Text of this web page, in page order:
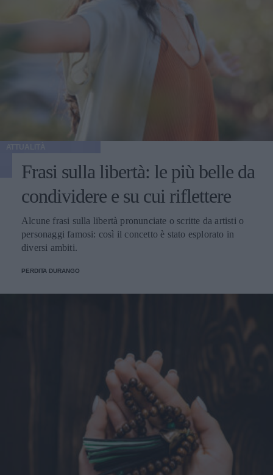
Frasi sulla libertà: le più belle da
condividere e su cui riflettere
Alcune frasi sulla libertà pronunciate o scritte da artisti o
personaggi famosi: così il concetto è stato esplorato in
diversi ambiti.
PERDITA DURANGO